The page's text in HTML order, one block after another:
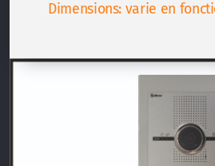
Dimensions: varie en